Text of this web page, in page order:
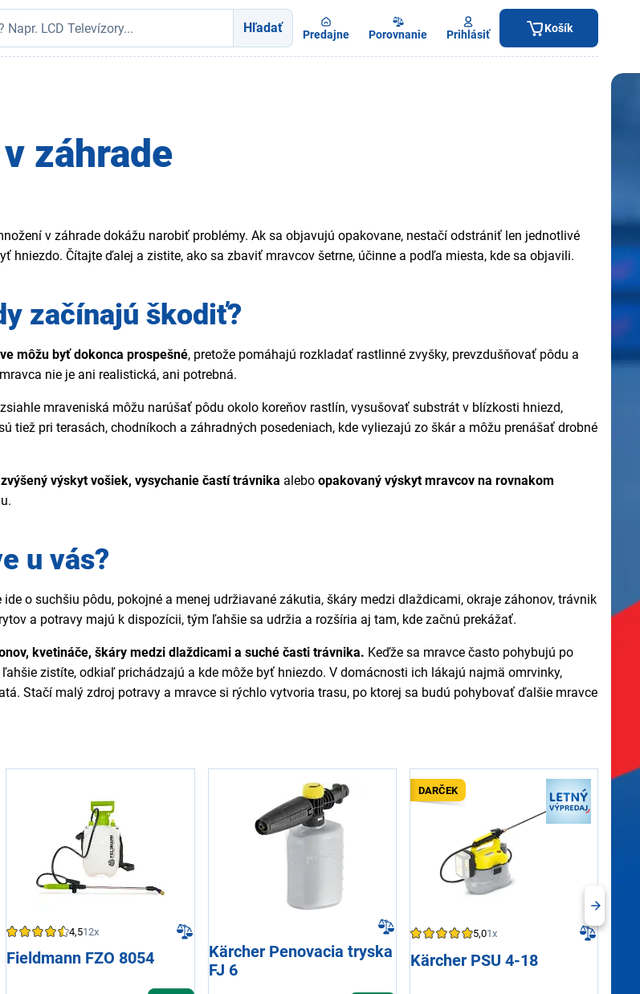
Hľadať Predajne Porovnanie Prihlásiť Košík
záhrade
v záhrade dokážu narobiť problémy. Ak sa objavujú opakovane, nestačí odstrániť len jednotlivé
hniezdo. Čítajte ďalej a zistite, ako sa zbaviť mravcov šetrne, účinne a podľa miesta, kde sa objavili.
začínajú škodiť?
môžu byť dokonca prospešné, pretože pomáhajú rozkladať rastlinné zvyšky, prevzdušňovať pôdu a
nie je ani realistická, ani potrebná.
mraveniská môžu narúšať pôdu okolo koreňov rastlín, vysušovať substrát v blízkosti hniezd,
tiež pri terasách, chodníkoch a záhradných posedeniach, kde vyliezajú zo škár a môžu prenášať drobné
výskyt vošiek, vysychanie častí trávnika alebo opakovaný výskyt mravcov na rovnakom
u vás?
o suchšiu pôdu, pokojné a menej udržiavané zákutia, škáry medzi dlaždicami, okraje záhonov, trávnik
a potravy majú k dispozícii, tým ľahšie sa udržia a rozšíria aj tam, kde začnú prekážať.
kvetináče, škáry medzi dlaždicami a suché časti trávnika. Keďže sa mravce často pohybujú po
zistíte, odkiaľ prichádzajú a kde môže byť hniezdo. V domácnosti ich lákajú najmä omrvinky,
Stačí malý zdroj potravy a mravce si rýchlo vytvoria trasu, po ktorej sa budú pohybovať ďalšie mravce
4,512x
Fieldmann FZO 8054
Kärcher Penovacia tryska
FJ 6
DARČEK
5,01x
Kärcher PSU 4-18